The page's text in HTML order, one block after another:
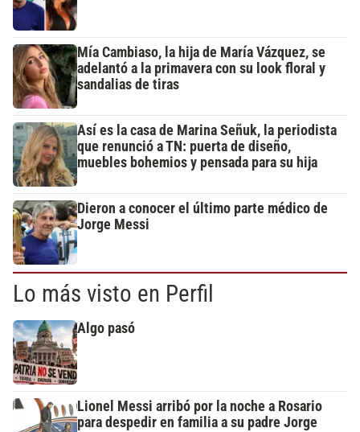
Mía Cambiaso, la hija de María Vázquez, se
adelantó a la primavera con su look floral y
sandalias de tiras
Así es la casa de Marina Señuk, la periodista
que renunció a TN: puerta de diseño,
muebles bohemios y pensada para su hija
Dieron a conocer el último parte médico de
Jorge Messi
Lo más visto en Perfil
Algo pasó
Lionel Messi arribó por la noche a Rosario
para despedir en familia a su padre Jorge